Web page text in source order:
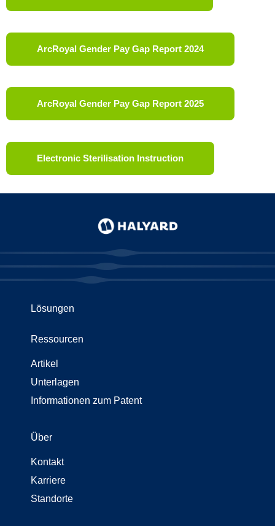
ArcRoyal Gender Pay Gap Report 2024
ArcRoyal Gender Pay Gap Report 2025
Electronic Sterilisation Instruction
Lösungen
Ressourcen
Artikel
Unterlagen
Informationen zum Patent
Über
Kontakt
Karriere
Standorte